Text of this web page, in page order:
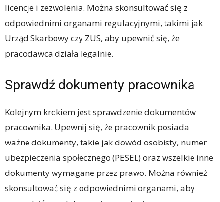
licencje i zezwolenia. Można skonsultować się z
odpowiednimi organami regulacyjnymi, takimi jak
Urząd Skarbowy czy ZUS, aby upewnić się, że
pracodawca działa legalnie.
Sprawdź dokumenty pracownika
Kolejnym krokiem jest sprawdzenie dokumentów
pracownika. Upewnij się, że pracownik posiada
ważne dokumenty, takie jak dowód osobisty, numer
ubezpieczenia społecznego (PESEL) oraz wszelkie inne
dokumenty wymagane przez prawo. Można również
skonsultować się z odpowiednimi organami, aby